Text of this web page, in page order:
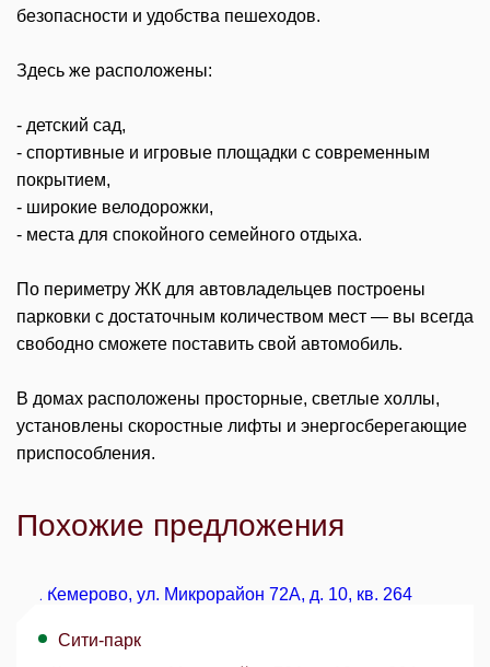
безопасности и удобства пешеходов.
Здесь же расположены:
- детский сад,
- спортивные и игровые площадки с современным
покрытием,
- широкие велодорожки,
- места для спокойного семейного отдыха.
По периметру ЖК для автовладельцев построены
парковки с достаточным количеством мест — вы всегда
свободно сможете поставить свой автомобиль.
В домах расположены просторные, светлые холлы,
установлены скоростные лифты и энергосберегающие
приспособления.
Похожие предложения
Сити-парк